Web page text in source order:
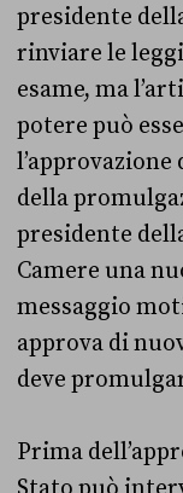
presidente
rinviare le
esame, ma
potere può
della
presidente
Camere una
messaggio
approva di
deve
Prima